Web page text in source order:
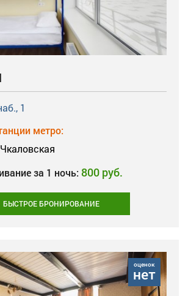
1
метро:
Чкаловская
за 1 ночь: 800 руб.
БЫСТРОЕ БРОНИРОВАНИЕ
оценок
нет